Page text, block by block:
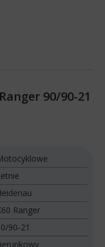
90/90-21
Ranger
90-21